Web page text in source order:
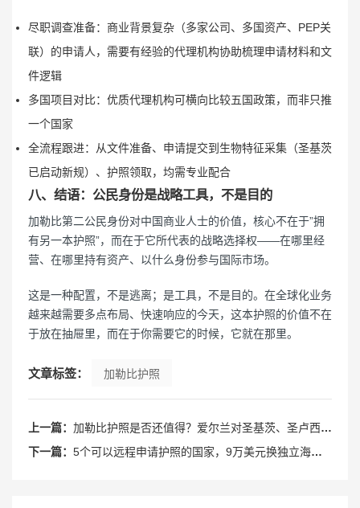
尽职调查准备：商业背景复杂（多家公司、多国资产、PEP关
联）的申请人，需要有经验的代理机构协助梳理申请材料和文
件逻辑
多国项目对比：优质代理机构可横向比较五国政策，而非只推
一个国家
全流程跟进：从文件准备、申请提交到生物特征采集（圣基茨
已启动新规）、护照领取，均需专业配合
八、结语：公民身份是战略工具，不是目的
加勒比第二公民身份对中国商业人士的价值，核心不在于”拥
有另一本护照”，而在于它所代表的战略选择权——在哪里经
营、在哪里持有资产、以什么身份参与国际市场。
这是一种配置，不是逃离；是工具，不是目的。在全球化业务
越来越需要多点布局、快速响应的今天，这本护照的价值不在
于放在抽屉里，而在于你需要它的时候，它就在那里。
文章标签： 加勒比护照
上一篇： 加勒比护照是否还值得？爱尔兰对圣基茨、圣卢西亚关上大门
下一篇： 5个可以远程申请护照的国家，9万美元换独立海外身份